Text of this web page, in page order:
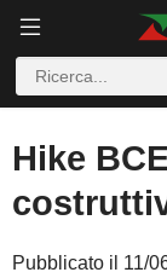
Hike
Pubblicato il 11/